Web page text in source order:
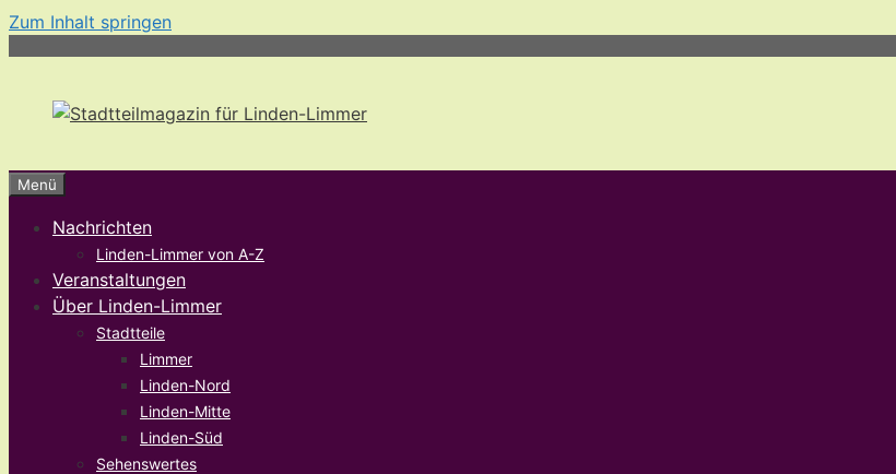
Zum Inhalt springen
Menü
Nachrichten
Linden-Limmer von A-Z
Veranstaltungen
Über Linden-Limmer
Stadtteile
Limmer
Linden-Nord
Linden-Mitte
Linden-Süd
Sehenswertes